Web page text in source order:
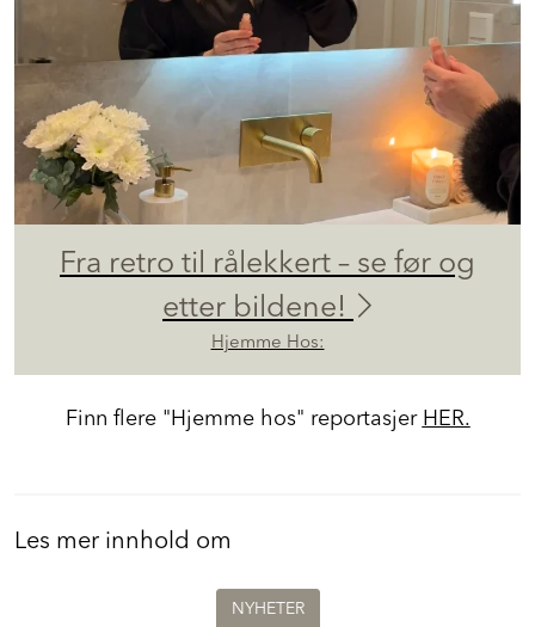
Fra retro til rålekkert – se før og
etter bildene!
Hjemme Hos:
Finn flere "Hjemme hos" reportasjer HER.
Les mer innhold om
NYHETER